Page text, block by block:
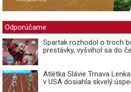
Odporúčame
Spartak rozhodol o troch
prestávky, vyšvihol sa do
Atlétka Slávie Trnava
v USA dosiahla skvelý